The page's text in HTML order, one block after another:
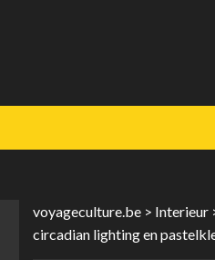
voyageculture.be> Interieur
circadian lighting en